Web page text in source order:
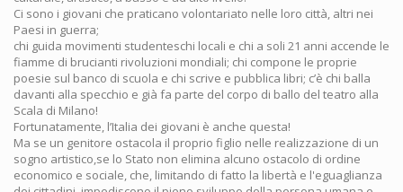
Ci sono i giovani che praticano volontariato nelle loro città, altri nei
Paesi in guerra;
chi guida movimenti studenteschi locali e chi a soli 21 anni accende le
fiamme di brucianti rivoluzioni mondiali; chi compone le proprie
poesie sul banco di scuola e chi scrive e pubblica libri; c’è chi balla
davanti alla specchio e già fa parte del corpo di ballo del teatro alla
Scala di Milano!
Fortunatamente, l’Italia dei giovani è anche questa!
Ma se un genitore ostacola il proprio figlio nelle realizzazione di un
sogno artistico,se lo Stato non elimina alcuno ostacolo di ordine
economico e sociale, che, limitando di fatto la libertà e l'eguaglianza